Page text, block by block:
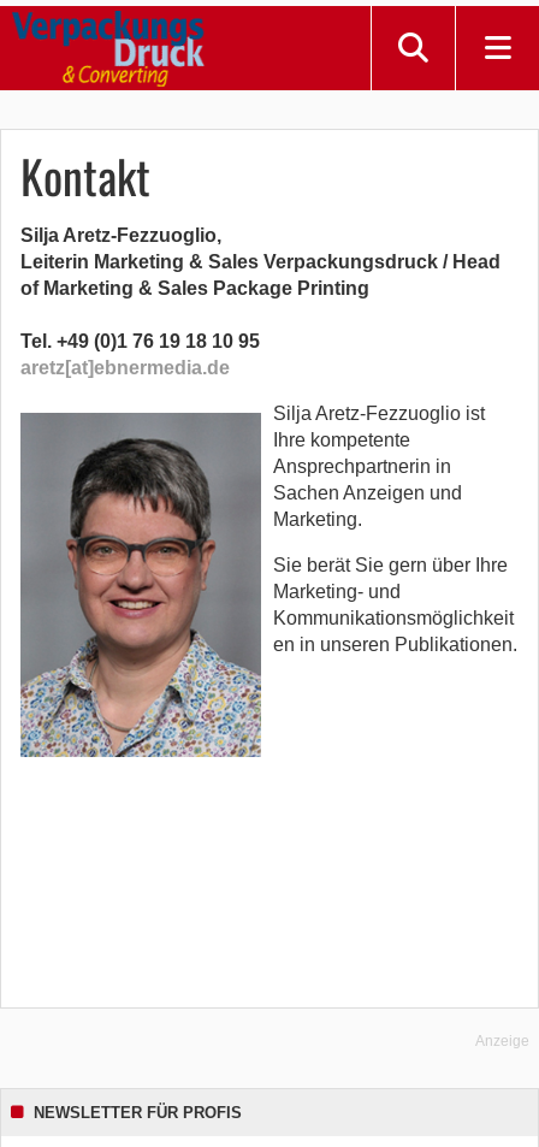
Kontakt
Silja Aretz-Fezzuoglio,
Leiterin Marketing & Sales Verpackungsdruck / Head
of Marketing & Sales Package Printing
Tel. +49 (0)1 76 19 18 10 95
aretz[at]ebnermedia.de
Silja Aretz-Fezzuoglio ist
Ihre kompetente
Ansprechpartnerin in
Sachen Anzeigen und
Marketing.
Sie berät Sie gern über Ihre
Marketing- und
Kommunikationsmöglichkeit
en in unseren Publikationen.
Anzeige
NEWSLETTER FÜR PROFIS